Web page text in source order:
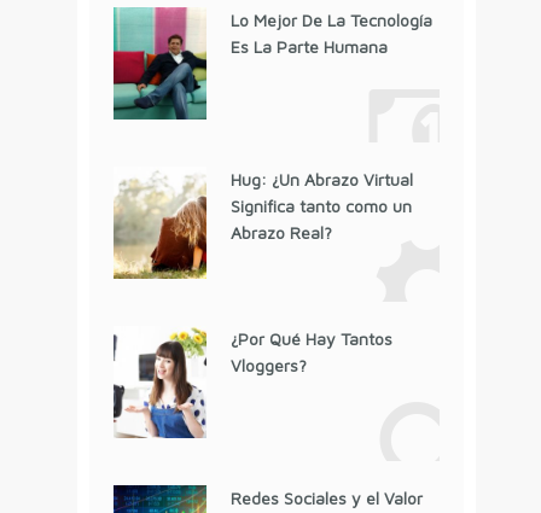
Lo Mejor De La Tecnología
Es La Parte Humana
Hug: ¿Un Abrazo Virtual
Significa tanto como un
Abrazo Real?
¿Por Qué Hay Tantos
Vloggers?
Redes Sociales y el Valor